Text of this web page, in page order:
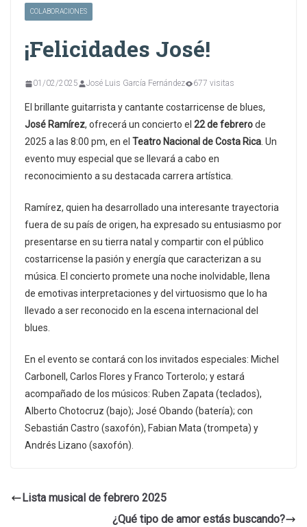
COLABORACIONES
¡Felicidades José!
01/02/2025 José Luis García Fernández 677 visitas
El brillante guitarrista y cantante costarricense de blues,
José Ramírez, ofrecerá un concierto el 22 de febrerode
2025 a las 8:00 pm, en el Teatro Nacional de Costa Rica . Un
evento muy especial que se llevará a cabo en
reconocimiento a su destacada carrera artística.
Ramírez, quien ha desarrollado una interesante trayectoria
fuera de su país de origen, ha expresado su entusiasmo por
presentarse en su tierra natal y compartir con el público
costarricense la pasión y energía que caracterizan a su
música. El concierto promete una noche inolvidable, llena
de emotivas interpretaciones y del virtuosismo que lo ha
llevado a ser reconocido en la escena internacional del
blues.
En el evento se contará con los invitados especiales: Michel
Carbonell, Carlos Flores y Franco Torterolo; y estará
acompañado de los músicos: Ruben Zapata (teclados),
Alberto Chotocruz (bajo); José Obando (batería); con
Sebastián Castro (saxofón), Fabian Mata (trompeta) y
Andrés Lizano (saxofón).
Lista musical de febrero 2025
¿Qué tipo de amor estás buscando?